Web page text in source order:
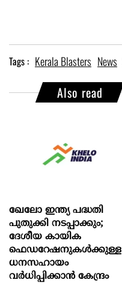
Tags : Kerala Blasters News
Also read
ഖേലോ ഇന്ത്യ പദ്ധതി
പുതുക്കി നടപ്പാക്കും;
ദേശീയ കായിക
ഫെഡറേഷനുകൾക്കുള്ള
ധനസഹായം
വർധിപ്പിക്കാൻ കേന്ദ്രം